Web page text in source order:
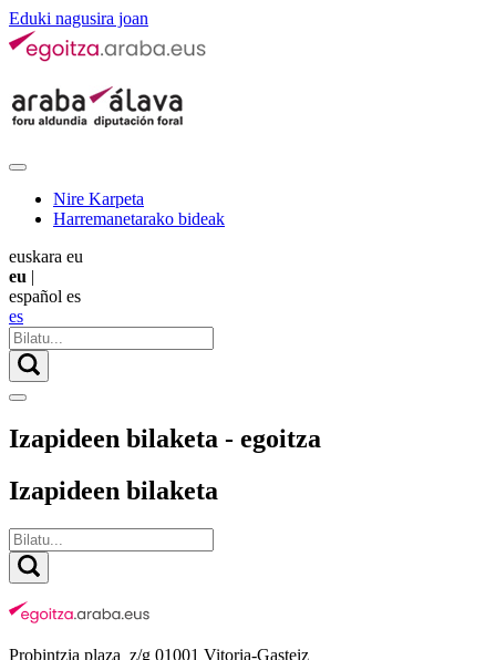
Eduki nagusira joan
Nire Karpeta
Harremanetarako bideak
euskara eu
eu |
español es
es
Izapideen bilaketa - egoitza
Izapideen bilaketa
Probintzia plaza z/g 01001 Vitoria-Gasteiz